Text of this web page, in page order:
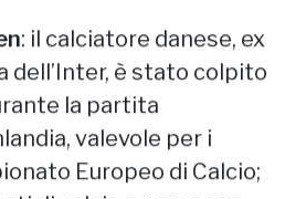
: il calciatore danese, ex
è stato colpito
la partita
valevole per i
Europeo di Calcio;